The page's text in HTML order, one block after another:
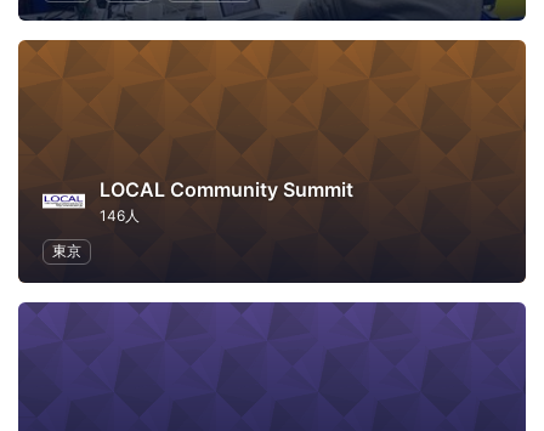
LOCAL Community Summit
146人
東京